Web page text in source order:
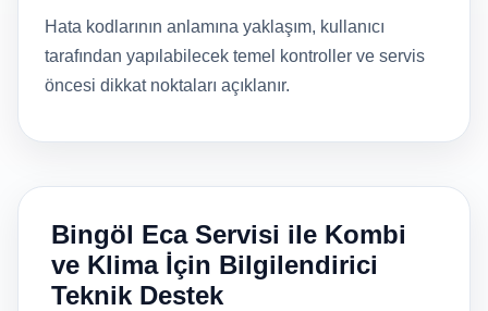
Hata kodlarının anlamına yaklaşım, kullanıcı
tarafından yapılabilecek temel kontroller ve servis
öncesi dikkat noktaları açıklanır.
Bingöl Eca Servisi ile Kombi
ve Klima İçin Bilgilendirici
Teknik Destek